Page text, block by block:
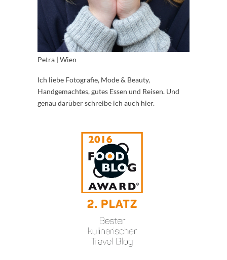
Petra | Wien
Ich liebe Fotografie, Mode & Beauty,
Handgemachtes, gutes Essen und Reisen. Und
genau darüber schreibe ich auch hier.